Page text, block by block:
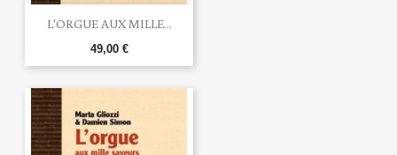
L'ORGUE AUX MILLE...
49,00 €